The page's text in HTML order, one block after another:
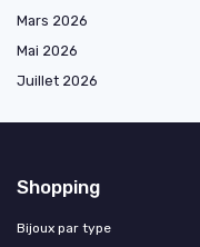
Mars 2026
Mai 2026
Juillet 2026
Shopping
Bijoux par type